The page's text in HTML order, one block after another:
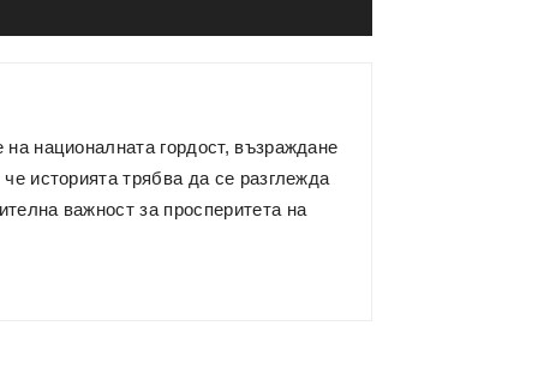
на националната гордост, възраждане
историята трябва да се разглежда
важност за просперитета на